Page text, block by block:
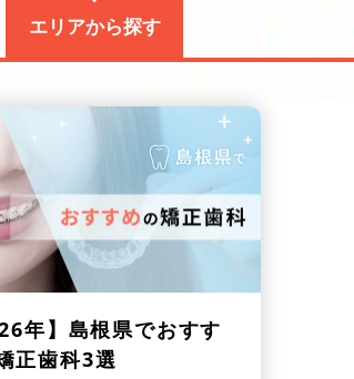
エリアから探す
年】 島根県でおすす
正歯科3選